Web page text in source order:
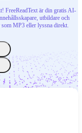
FreeReadText är din gratis AI-
utbildare och
MP3 eller lyssna direkt.